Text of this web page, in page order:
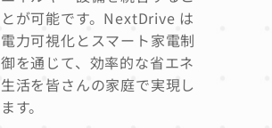
とが可能です。NextDrive は
電力可視化とスマート家電制
御を通じて、効率的な省エネ
生活を皆さんの家庭で実現し
ます。